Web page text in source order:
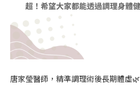
唐家瑩醫師，精準調理術後長期體虛🌿